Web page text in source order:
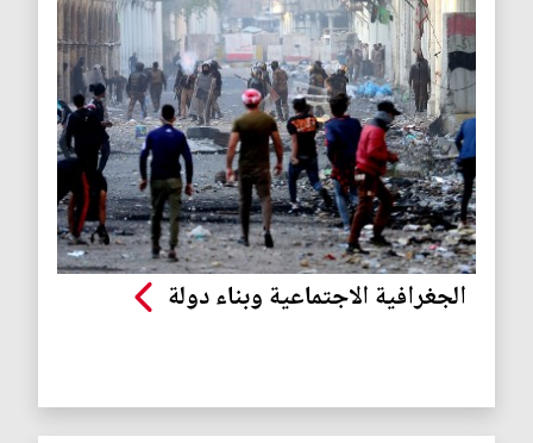
الجغرافية الاجتماعية وبناء دولة